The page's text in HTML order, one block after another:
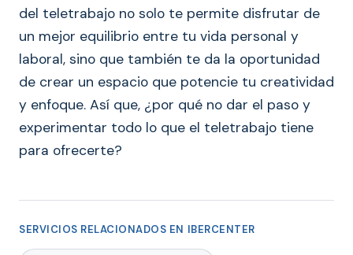
del teletrabajo no solo te permite disfrutar de
un mejor equilibrio entre tu vida personal y
laboral, sino que también te da la oportunidad
de crear un espacio que potencie tu creatividad
y enfoque. Así que, ¿por qué no dar el paso y
experimentar todo lo que el teletrabajo tiene
para ofrecerte?
SERVICIOS RELACIONADOS EN IBERCENTER